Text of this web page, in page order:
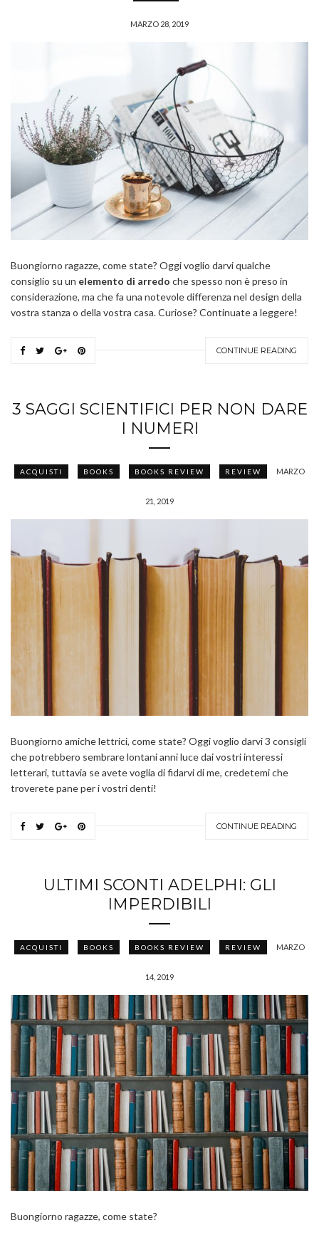
MARZO 28, 2019
Buongiorno ragazze, come state? Oggi voglio darvi qualche
consiglio su un elemento di arredo che spesso non è preso in
considerazione, ma che fa una notevole differenza nel design della
vostra stanza o della vostra casa. Curiose? Continuate a leggere!
CONTINUE READING
3 SAGGI SCIENTIFICI PER NON DARE
I NUMERI
ACQUISTI BOOKS BOOKS REVIEW REVIEW MARZO
21, 2019
Buongiorno amiche lettrici, come state? Oggi voglio darvi 3 consigli
che potrebbero sembrare lontani anni luce dai vostri interessi
letterari, tuttavia se avete voglia di fidarvi di me, credetemi che
troverete pane per i vostri denti!
CONTINUE READING
ULTIMI SCONTI ADELPHI: GLI
IMPERDIBILI
ACQUISTI BOOKS BOOKS REVIEW REVIEW MARZO
14, 2019
Buongiorno ragazze, come state?